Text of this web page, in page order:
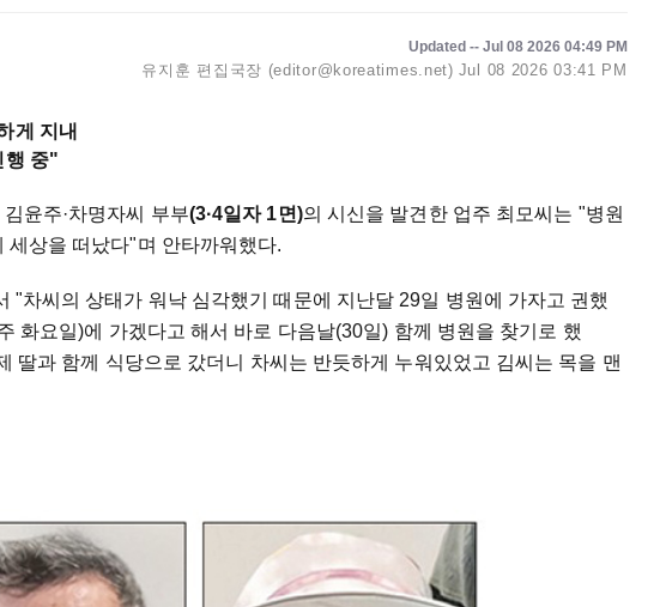
Updated -- Jul 08 2026 04:49 PM
유지훈 편집국장 (editor@koreatimes.net) Jul 08 2026 03:41 PM
게 지내
행 중"
김윤주·차명자씨 부부(3·4일자 1면)의 시신을 발견한 업주 최모씨는 "병원
세상을 떠났다"며 안타까워했다.
"차씨의 상태가 워낙 심각했기 때문에 지난달 29일 병원에 가자고 권했
화요일)에 가겠다고 해서 바로 다음날(30일) 함께 병원을 찾기로 했
딸과 함께 식당으로 갔더니 차씨는 반듯하게 누워있었고 김씨는 목을 맨